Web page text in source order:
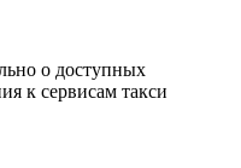
о доступных
к сервисам такси